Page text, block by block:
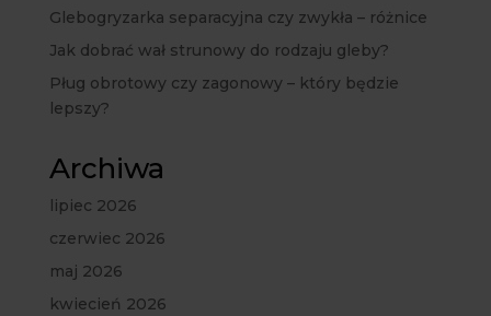
Glebogryzarka separacyjna czy zwykła – różnice
Jak dobrać wał strunowy do rodzaju gleby?
Pług obrotowy czy zagonowy – który będzie
lepszy?
Archiwa
lipiec 2026
czerwiec 2026
maj 2026
kwiecień 2026